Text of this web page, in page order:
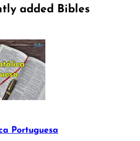
added Bibles
Portuguesa